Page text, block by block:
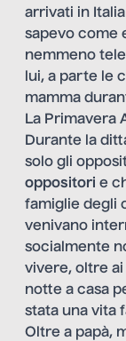
arrivati in
sapevo come
nemmeno
lui, a parte le
mamma
La Primavera
Durante la
solo gli
oppositori e
famiglie degli
venivano
socialmente
vivere, oltre
notte a casa
stata una vita
Oltre a papà,